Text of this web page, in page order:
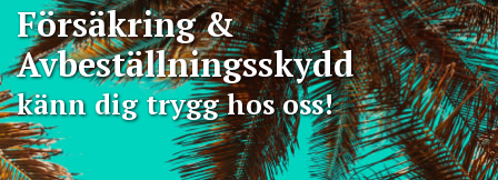
Försäkring &
Avbeställningsskydd
känn dig trygg hos oss!